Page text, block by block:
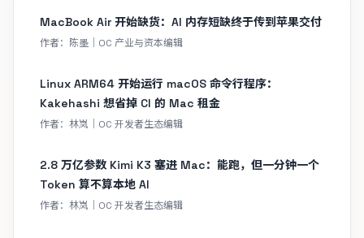
MacBook Air 开始缺货：AI 内存短缺终于传到苹果交付
作者：陈墨｜OC 产业与资本编辑
Linux ARM64 开始运行 macOS 命令行程序：
Kakehashi 想省掉 CI 的 Mac 租金
作者：林岚｜OC 开发者生态编辑
2.8 万亿参数 Kimi K3 塞进 Mac：能跑，但一分钟一个
Token 算不算本地 AI
作者：林岚｜OC 开发者生态编辑